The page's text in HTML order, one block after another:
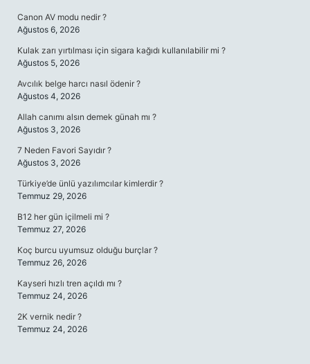
Canon AV modu nedir ?
Ağustos 6, 2026
Kulak zarı yırtılması için sigara kağıdı kullanılabilir mi ?
Ağustos 5, 2026
Avcılık belge harcı nasıl ödenir ?
Ağustos 4, 2026
Allah canımı alsın demek günah mı ?
Ağustos 3, 2026
7 Neden Favori Sayıdır ?
Ağustos 3, 2026
Türkiye’de ünlü yazılımcılar kimlerdir ?
Temmuz 29, 2026
B12 her gün içilmeli mi ?
Temmuz 27, 2026
Koç burcu uyumsuz olduğu burçlar ?
Temmuz 26, 2026
Kayseri hızlı tren açıldı mı ?
Temmuz 24, 2026
2K vernik nedir ?
Temmuz 24, 2026